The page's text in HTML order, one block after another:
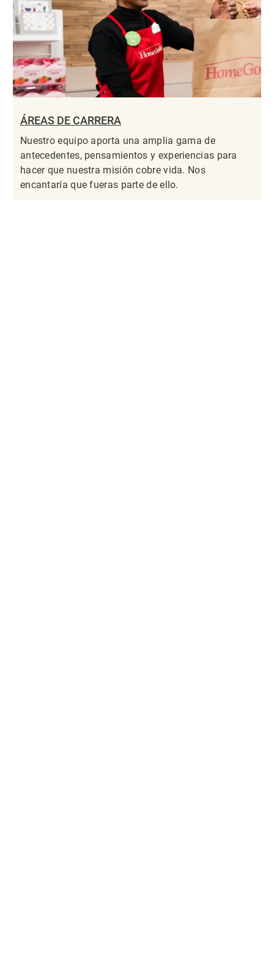
ÁREAS DE CARRERA
Nuestro equipo aporta una amplia gama de
antecedentes, pensamientos y experiencias para
hacer que nuestra misión cobre vida. Nos
encantaría que fueras parte de ello.